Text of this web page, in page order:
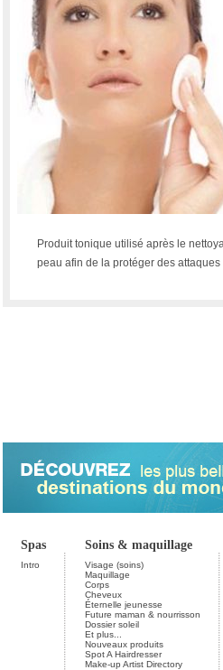
Produit tonique utilisé après le
peau afin de la protéger des
Spas Soins & maquillage
Intro
Visage (soins)
Maquillage
Corps
Cheveux
Éternelle jeunesse
Future maman & nourrisson
Dossier soleil
Et plus...
Nouveaux produits
Spot A Hairdresser
Make-up Artist Directory